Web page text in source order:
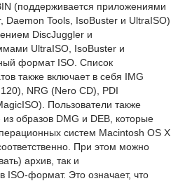
(поддерживается приложениями
Daemon Tools, IsoBuster и UltraISO)
DiscJuggler и
UltraISO, IsoBuster и
формат ISO. Список
также включает в себя IMG
NRG (Nero CD), PDI
Пользователи также
из образов DMG и DEB, которые
систем Macintosh OS X
При этом можно
архив, так и
ISO-формат. Это означает, что